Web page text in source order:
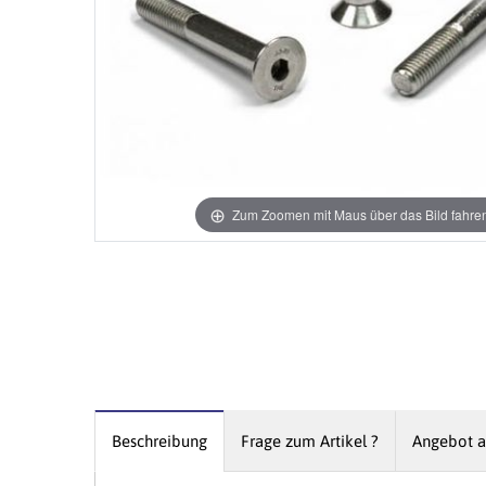
Zum Zoomen mit Maus über das Bild
Beschreibung Frage zum Artikel ? Angebot